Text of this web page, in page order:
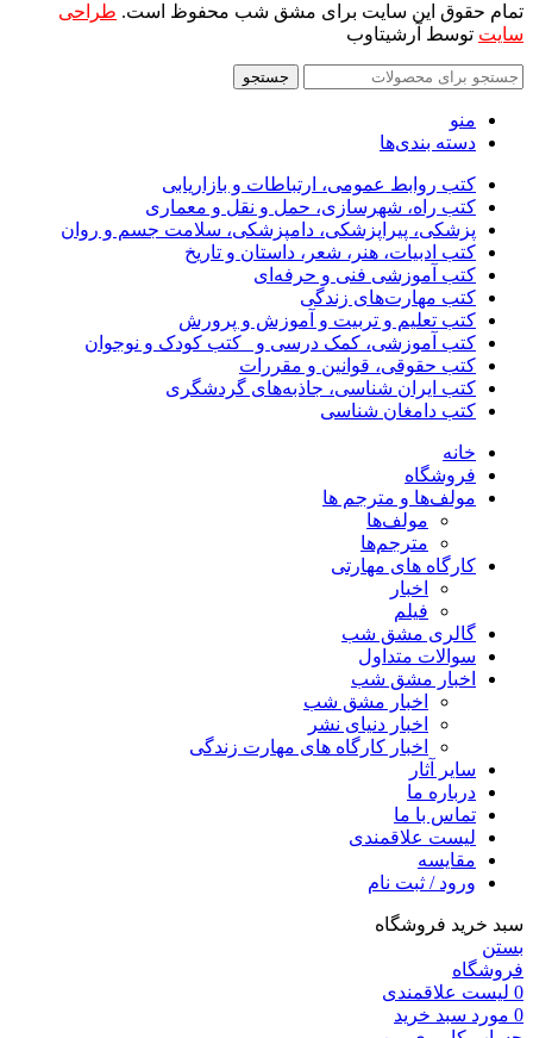
تمام حقوق این سایت برای مشق شب محفوظ است. طراحی
سایت توسط آرشیتاوب
جستجو
منو
دسته بندی‌ها
کتب روابط عمومی، ارتباطات و بازاریابی
کتب راه، شهرسازی، حمل و نقل و معماری
پزشکی، پیراپزشکی، دامپزشکی، سلامت جسم و روان
کتب ادبیات، هنر، شعر، داستان و تاریخ
کتب آموزشی فنی و حرفه‌ای
کتب مهارت‌های زندگی
کتب تعلیم و تربیت و آموزش و پرورش
کتب آموزشی، کمک درسی و _کتب کودک و نوجوان
کتب حقوقی، قوانین و مقررات
کتب ایران شناسی، جاذبه‌های گردشگری
کتب دامغان شناسی
خانه
فروشگاه
مولف‌ها و مترجم ها
مولف‌ها
مترجم‌ها
کارگاه های مهارتی
اخبار
فیلم
گالری مشق شب
سوالات متداول
اخبار مشق شب
اخبار مشق شب
اخبار دنیای نشر
اخبار کارگاه های مهارت زندگی
سایر آثار
درباره ما
تماس با ما
لیست علاقمندی
مقایسه
ورود / ثبت نام
سبد خرید فروشگاه
بستن
فروشگاه
0 لیست علاقمندی
0 مورد سبد خرید